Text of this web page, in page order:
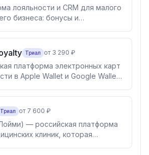
лояльности и CRM для малого
бизнеса: бонусы и
реферальная программа и
в мобильном приложении UDS
кафе, ресторанов, розницы и
Триал от 3 290 ₽
платформа электронных карт
в Apple Wallet и Google Wallet:
бот и готовые интеграции с
Триал от 7 600 ₽
— российская платформа
клиник, которая